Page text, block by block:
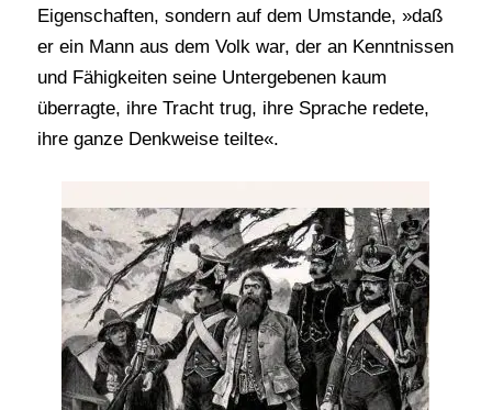
Eigenschaften, sondern auf dem Umstande, »daß
er ein Mann aus dem Volk war, der an Kenntnissen
und Fähigkeiten seine Untergebenen kaum
überragte, ihre Tracht trug, ihre Sprache redete,
ihre ganze Denkweise teilte«.